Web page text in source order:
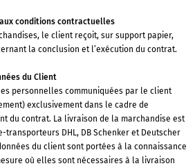
conditions contractuelles
le client reçoit, sur support papier,
la conclusion et l’exécution du contrat.
du Client
personnelles communiquées par le client
exclusivement dans le cadre de
du contrat. La livraison de la marchandise est
DHL, DB Schenker et Deutscher
du client sont portées à la connaissance
où elles sont nécessaires à la livraison